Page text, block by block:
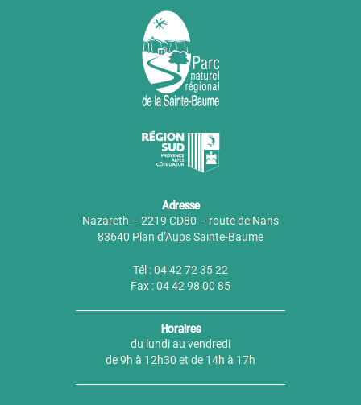
Adresse
Nazareth – 2219 CD80 – route de Nans
83640 Plan d’Aups Sainte-Baume
Tél : 04 42 72 35 22
Fax : 04 42 98 00 85
Horaires
du lundi au vendredi
de 9h à 12h30 et de 14h à 17h